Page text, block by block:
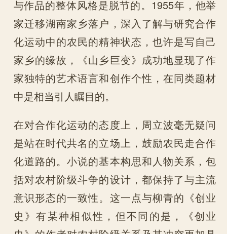
与作品的整体风格是脱节的。1955年，他举
家迁移湖南家乡落户，深入了解与研究合作
化运动中的农民的精神状态，也许是写自己
家乡的缘故，《山乡巨变》成功地显现了作
家独特的艺术语言和创作个性，在同类题材
中是相当引人瞩目的。
在对合作化运动的态度上，周立波毫无疑问
是站在时代共名的立场上，鼓励农民走合作
化道路的。小说的基本构思和人物关系，包
括对农村阶级斗争的设计，都保持了与主流
意识形态的一致性。这一点与柳青的《创业
史》有某种相似性，但不同的是，《创业